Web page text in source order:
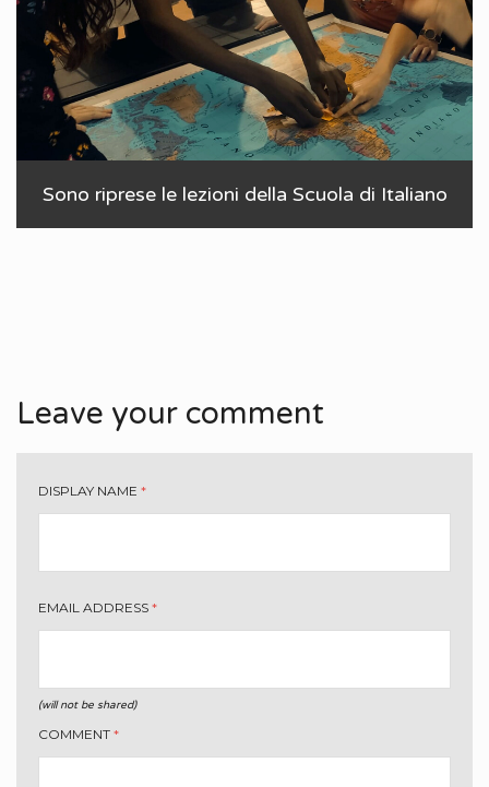
Sono riprese le lezioni della Scuola di Italiano
Leave your comment
DISPLAY NAME *
EMAIL ADDRESS *
(will not be shared)
COMMENT *